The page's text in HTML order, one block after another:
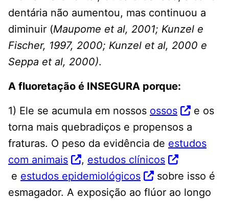
dentária não aumentou, mas continuou a
diminuir (Maupome et al, 2001; Kunzel e
Fischer, 1997, 2000; Kunzel et al, 2000 e
Seppa et al, 2000).
A fluoretação é INSEGURA porque:
1) Ele se acumula em nossos ossos
e os
torna mais quebradiços e propensos a
fraturas. O peso da evidência de estudos
com animais
, estudos clínicos
e estudos epidemiológicos
sobre isso é
esmagador. A exposição ao flúor ao longo